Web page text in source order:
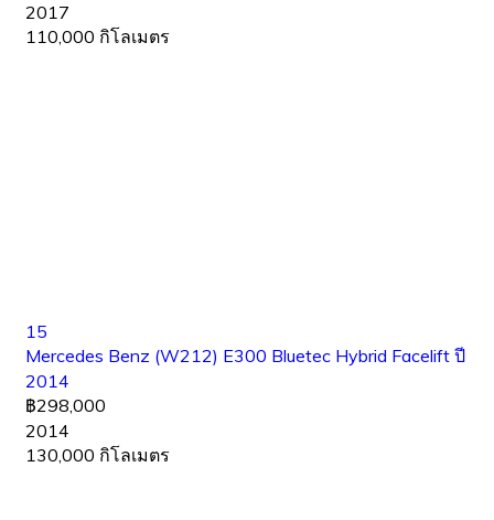
2017
110,000 กิโลเมตร
15
Mercedes Benz (W212) E300 Bluetec Hybrid Facelift ปี
2014
฿298,000
2014
130,000 กิโลเมตร